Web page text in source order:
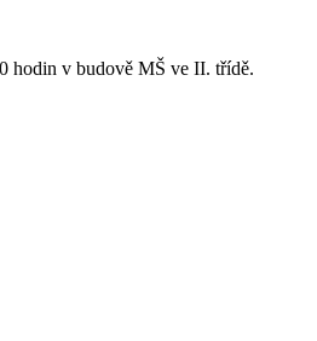
hodin v budově MŠ ve II. třídě.